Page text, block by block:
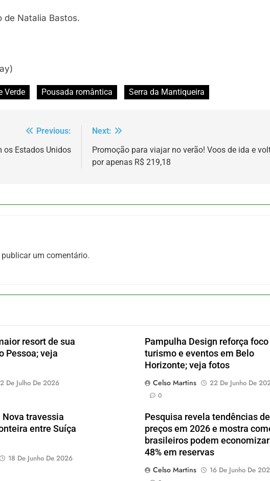
de Natalia Bastos.
Verde Pousada romântica Serra da Mantiqueira
Previous:
os Estados Unidos
Next:
Promoção para viajar no verão! Voos de ida e
por apenas R$ 219,18
publicar um comentário.
resort de sua
Pessoa; veja
2 De Julho De 2026
Pampulha Design reforça foco
turismo e eventos em Belo
Horizonte; veja fotos
Celso Martins
22 De Junho De
0
Nova travessia
entre Suíça
18 De Junho De 2026
Pesquisa revela tendências de
preços em 2026 e mostra
brasileiros podem
48% em reservas
Celso Martins
16 De Junho De